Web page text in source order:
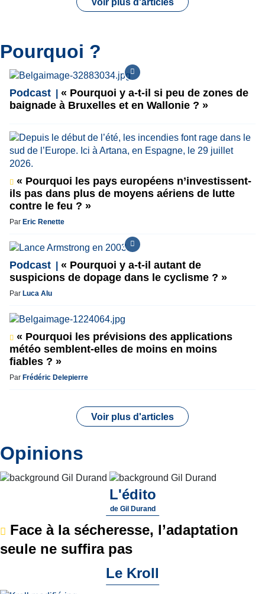
Voir plus d'articles
Pourquoi ?
Podcast
« Pourquoi y a-t-il si peu de zones de
baignade à Bruxelles et en Wallonie ? »
« Pourquoi les pays européens n’investissent-
ils pas dans plus de moyens aériens de lutte
contre le feu ? »
Par Eric Renette
Podcast
« Pourquoi y a-t-il autant de
suspicions de dopage dans le cyclisme ? »
Par Luca Alu
« Pourquoi les prévisions des applications
météo semblent-elles de moins en moins
fiables ? »
Par Frédéric Delepierre
Voir plus d'articles
Opinions
L'édito
de Gil Durand
Face à la sécheresse, l’adaptation
seule ne suffira pas
Le Kroll